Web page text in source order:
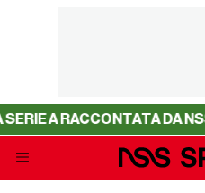
DA NSS SPORTS